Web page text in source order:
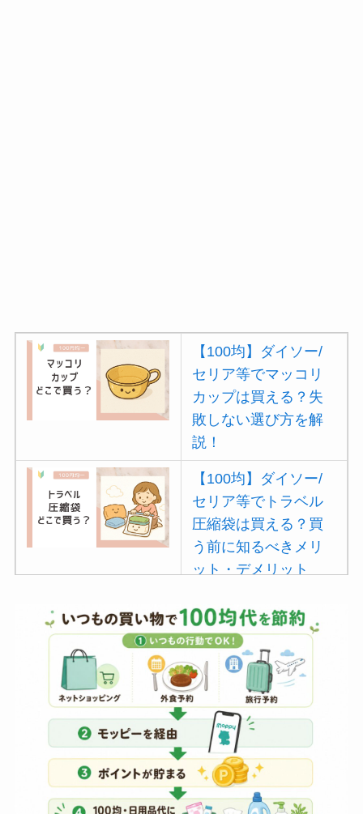
【100均】ダイソー/
セリア等でマッコリ
カップは買える？失
敗しない選び方を解
説！
【100均】ダイソー/
セリア等でトラベル
圧縮袋は買える？買
う前に知るべきメリ
ット・デメリット
【100均】ダイソー/
セリア等でポイズン
リムーバーは買え
る？使い方や選び方
を解説！
【100均】ダイソー/
セリア等でフロアラ
バーほうきは買え